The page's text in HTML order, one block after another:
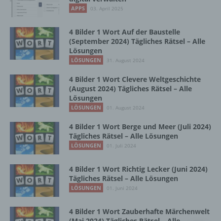
APPS 03. April 2025
4 Bilder 1 Wort Auf der Baustelle
(September 2024) Tägliches Rätsel – Alle
Lösungen
LÖSUNGEN 31. August 2024
4 Bilder 1 Wort Clevere Weltgeschichte
(August 2024) Tägliches Rätsel – Alle
Lösungen
LÖSUNGEN 01. August 2024
4 Bilder 1 Wort Berge und Meer (Juli 2024)
Tägliches Rätsel – Alle Lösungen
LÖSUNGEN 01. Juli 2024
4 Bilder 1 Wort Richtig Lecker (Juni 2024)
Tägliches Rätsel – Alle Lösungen
LÖSUNGEN 01. Juni 2024
4 Bilder 1 Wort Zauberhafte Märchenwelt
Zusammenhang mit personenbezogenen
Organisation, das Ordnen, die Speicherung,
die Anpassung oder Veränderung, das
Auslesen, das Abfragen, die Verwendung,
die Offenlegung durch Übermittlung,
Bereitstellung, den Abgleich oder die
Verknüpfung, die Einschränkung, das
Löschen oder die Vernichtung.
d) Einschränkung der Verarbeitung
Einschränkung der Verarbeitung ist die
Markierung gespeicherter
personenbezogener Daten mit dem Ziel, ihre
künftige Verarbeitung einzuschränken.
e) Profiling